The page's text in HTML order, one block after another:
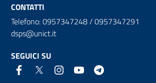
CONTATTI
Telefono: 0957347248 / 0957347291
dsps@unict.it
SEGUICI SU